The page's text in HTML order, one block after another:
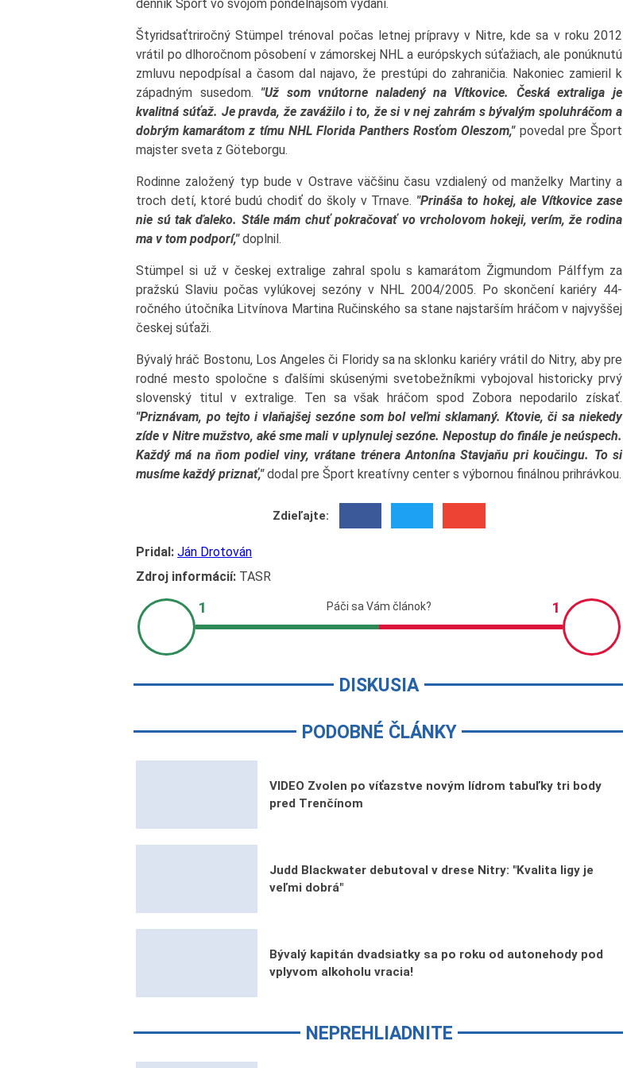
denník Šport vo svojom pondelňajšom vydaní.
Štyridsaťtriročný Stümpel trénoval počas letnej prípravy v Nitre, kde sa v roku 2012
vrátil po dlhoročnom pôsobení v zámorskej NHL a európskych súťažiach, ale ponúknutú
zmluvu nepodpísal a časom dal najavo, že prestúpi do zahraničia. Nakoniec zamieril k
západným susedom. "Už som vnútorne naladený na Vítkovice. Česká extraliga je
kvalitná súťaž. Je pravda, že zavážilo i to, že si v nej zahrám s bývalým spoluhráčom a
dobrým kamarátom z tímu NHL Florida Panthers Rosťom Oleszom,"povedal pre Šport
majster sveta z Göteborgu.
Rodinne založený typ bude v Ostrave väčšinu času vzdialený od manželky Martiny a
troch detí, ktoré budú chodiť do školy v Trnave. "Prináša to hokej, ale Vítkovice zase
nie sú tak ďaleko. Stále mám chuť pokračovať vo vrcholovom hokeji, verím, že rodina
ma v tom podporí,"doplnil.
Stümpel si už v českej extralige zahral spolu s kamarátom Žigmundom Pálffym za
pražskú Slaviu počas vylúkovej sezóny v NHL 2004/2005. Po skončení kariéry 44-
ročného útočníka Litvínova Martina Ručinského sa stane najstarším hráčom v najvyššej
českej súťaži.
Bývalý hráč Bostonu, Los Angeles či Floridy sa na sklonku kariéry vrátil do Nitry, aby pre
rodné mesto spoločne s ďalšími skúsenými svetobežníkmi vybojoval historicky prvý
slovenský titul v extralige. Ten sa však hráčom spod Zobora nepodarilo získať.
"Priznávam, po tejto i vlaňajšej sezóne som bol veľmi sklamaný. Ktovie, či sa niekedy
zíde v Nitre mužstvo, aké sme mali v uplynulej sezóne. Nepostup do finále je neúspech.
Každý má na ňom podiel viny, vrátane trénera Antonína Stavjaňu pri koučingu. To si
musíme každý priznať,"dodal pre Šport kreatívny center s výbornou finálnou prihrávkou.
Zdieľajte:
Pridal: Ján Drotován
Zdroj informácií: TASR
DISKUSIA
PODOBNÉ ČLÁNKY
VIDEO Zvolen po víťazstve novým lídrom tabuľky tri body
pred Trenčínom
Judd Blackwater debutoval v drese Nitry: "Kvalita ligy je
veľmi dobrá"
Bývalý kapitán dvadsiatky sa po roku od autonehody pod
vplyvom alkoholu vracia!
NEPREHLIADNITE